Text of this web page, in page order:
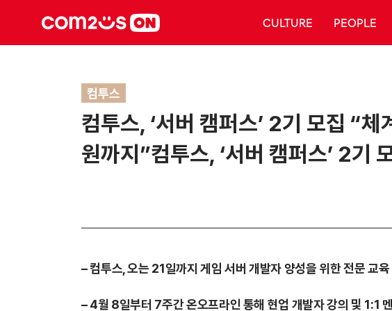
CULTURE PEOPLE
컴투스
컴투스, ‘서버 캠퍼스’ 2기 모집 “
원까지”컴투스, ‘서버 캠퍼스’ 2기
– 컴투스, 오는 21일까지 게임 서버 개발자 양성을 위한 전문 교육
– 4월 8일부터 7주간 온오프라인 통해 현업 개발자 강의 및 1:1